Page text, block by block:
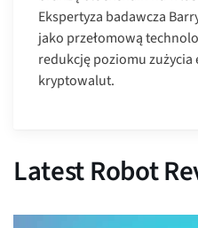
Ekspertyza badawcza
jako przełomową
redukcję poziomu
kryptowalut.
Latest Robot